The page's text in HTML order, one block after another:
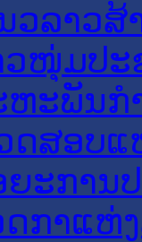
ວລາວສ້
ວໜຸ່ມປະ
ຫະພັນກ
ດສອບແ
ຍະການ
ດກາແຫ່